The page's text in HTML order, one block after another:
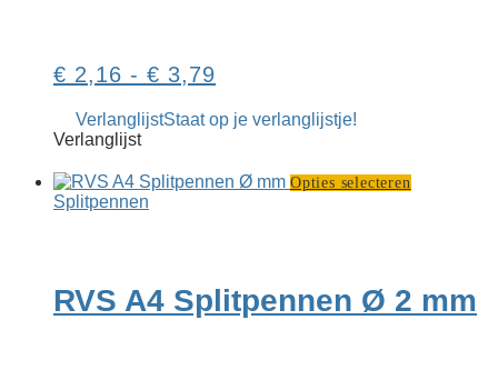
€ 2,16 - € 3,79
tot
VerlanglijstStaat op je verlanglijstje!
Verlanglijst
Opties selecterenDit
optie
kan
Splitpennen
RVS A4 Splitpennen Ø 2 mm